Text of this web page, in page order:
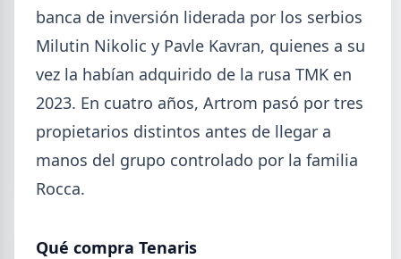
2026-08-04
Paritaria UOM agosto 2026: sin
acuerdo, siguen vigentes los
valores de abril
UOM y cámaras metalúrgicas no cerraron la
paritaria. Agosto se liquida con los valores de abril:
IMGR $1.036.390.
banca de inversión liderada por los serbios
Milutin Nikolic y Pavle Kavran, quienes a su
vez la habían adquirido de la rusa TMK en
2023. En cuatro años, Artrom pasó por tres
propietarios distintos antes de llegar a
manos del grupo controlado por la familia
Rocca.
Qué compra Tenaris